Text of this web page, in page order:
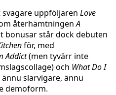
svagare uppföljaren Love
återhämtningenA
bonusar står dock debuten
för, med
Addict(men tyvärr inte
och What Do I
ännu slarvigare, ännu
demoform.